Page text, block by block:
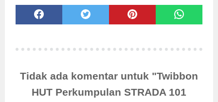
Tidak ada komentar untuk "Twibbon
HUT Perkumpulan STRADA 101